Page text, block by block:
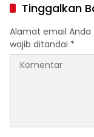
Tinggalkan
Alamat email Anda
wajib ditandai *